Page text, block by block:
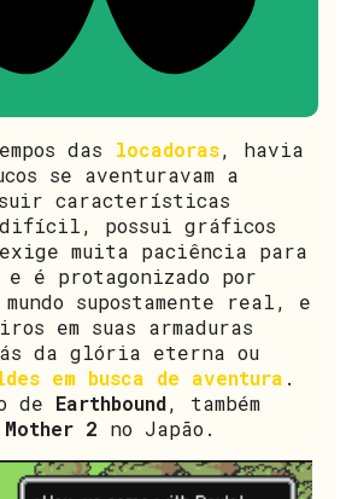
das locadoras, havia
se aventuravam a
características
possui gráficos
muita paciência para
é protagonizado por
supostamente real, e
em suas armaduras
da glória eterna ou
em busca de aventura .
de Earthbound, também
Mother 2 no Japão.